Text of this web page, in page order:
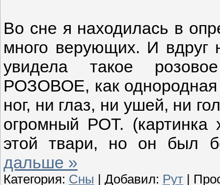
Во сне я находилась в
много верующих. И вдруг
увидела такое
РОЗОВОЕ, как однородная
ног, ни глаз, ни ушей, ни
огромный РОТ. (картинка
этой твари, но он был
дальше »
Категория: Сны | Добавил: Рут |